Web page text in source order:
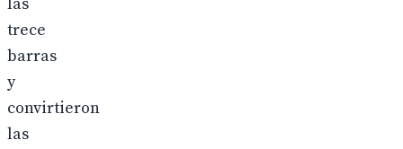
trece
barras
y
convirtieron
las